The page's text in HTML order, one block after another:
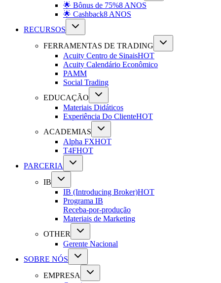
🌟 Bônus de 75%8 ANOS
🌟 Cashback8 ANOS
RECURSOS
FERRAMENTAS DE TRADING
Acuity Centro de SinaisHOT
Acuity Calendário Econômico
PAMM
Social Trading
EDUCAÇÃO
Materiais Didáticos
Experiência Do ClienteHOT
ACADEMIAS
Alpha FXHOT
T4FHOT
PARCERIA
IB
IB (Introducing Broker)HOT
Programa IB
Receba-por-produção
Materiais de Marketing
OTHER
Gerente Nacional
SOBRE NÓS
EMPRESA